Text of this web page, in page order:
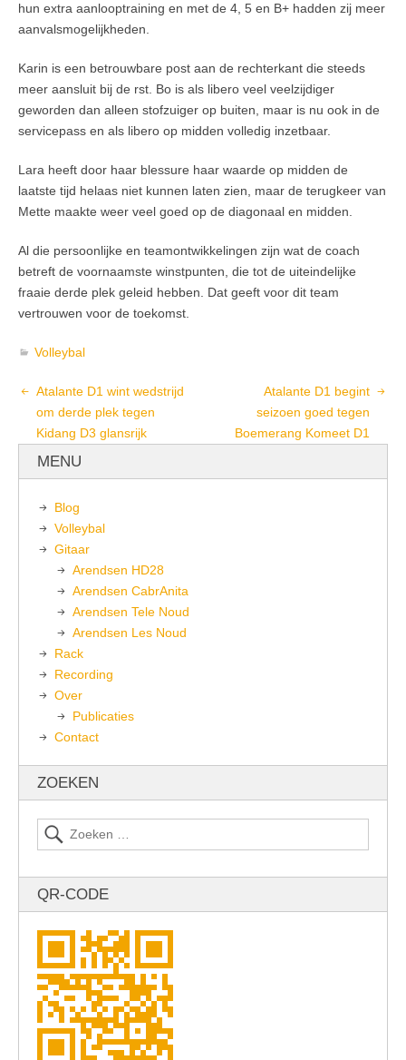
hun extra aanlooptraining en met de 4, 5 en B+ hadden zij meer
aanvalsmogelijkheden.
Karin is een betrouwbare post aan de rechterkant die steeds
meer aansluit bij de rst. Bo is als libero veel veelzijdiger
geworden dan alleen stofzuiger op buiten, maar is nu ook in de
servicepass en als libero op midden volledig inzetbaar.
Lara heeft door haar blessure haar waarde op midden de
laatste tijd helaas niet kunnen laten zien, maar de terugkeer van
Mette maakte weer veel goed op de diagonaal en midden.
Al die persoonlijke en teamontwikkelingen zijn wat de coach
betreft de voornaamste winstpunten, die tot de uiteindelijke
fraaie derde plek geleid hebben. Dat geeft voor dit team
vertrouwen voor de toekomst.
Volleybal
Atalante D1 wint wedstrijd
om derde plek tegen
Kidang D3 glansrijk
Atalante D1 begint
seizoen goed tegen
Boemerang Komeet D1
MENU
Blog
Volleybal
Gitaar
Arendsen HD28
Arendsen CabrAnita
Arendsen Tele Noud
Arendsen Les Noud
Rack
Recording
Over
Publicaties
Contact
ZOEKEN
QR-CODE